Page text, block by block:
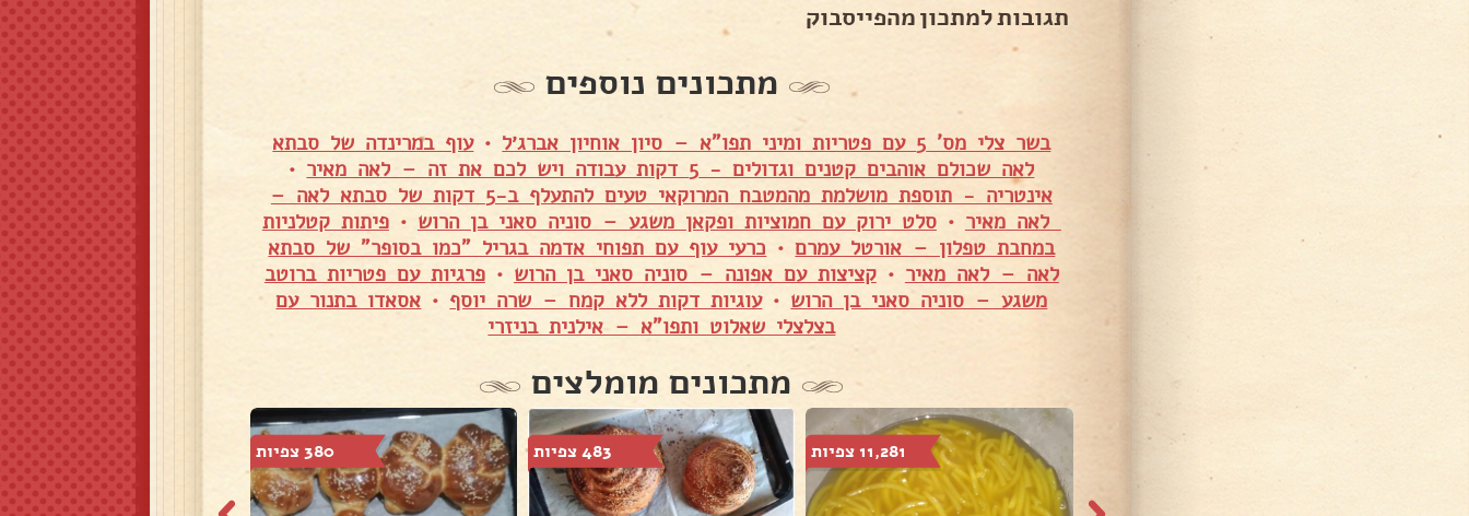
תגובות למתכון מהפייסבוק
מתכונים נוספים
בשר צלי מס' 5 עם פטריות ומיני תפו"א – סיון אוחיון אברג׳ל •עוף במרינדה של סבתא
לאה שכולם אוהבים קטנים וגדולים - 5 דקות עבודה ויש לכם את זה – לאה מאיר
•
אינטריה - תוספת מושלמת מהמטבח המרוקאי טעים להתעלף ב-5 דקות של סבתא לאה –
לאה מאיר •סלט ירוק עם חמוציות ופקאן משגע – סוניה סאני בן הרוש •פיתות קטלניות
במחבת טפלון – אורטל עמרם• כרעי עוף עם תפוחי אדמה בגריל "כמו בסופר" של סבתא
לאה – לאה מאיר •קציצות עם אפונה – סוניה סאני בן הרוש •פרגיות עם פטריות ברוטב
משגע – סוניה סאני בן הרוש •עוגיות דקות ללא קמח – שרה יוסף • אסאדו בתנור עם
בצלצלי שאלוט ותפו"א – אילנית בניזרי
מתכונים מומלצים
11,281 צפיות 483 צפיות 380 צפיות